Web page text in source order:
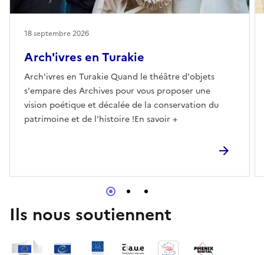
Arch'ivres en Turakie
Arch'ivres en Turakie Quand le théâtre d'objets
s'empare des Archives pour vous proposer une
vision poétique et décalée de la conservation du
patrimoine et de l'histoire !En savoir +
18 septembre 2026
Ils nous soutiennent